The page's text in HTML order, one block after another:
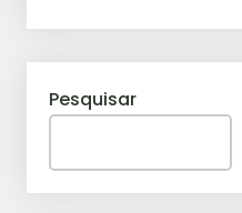
Pesquisar